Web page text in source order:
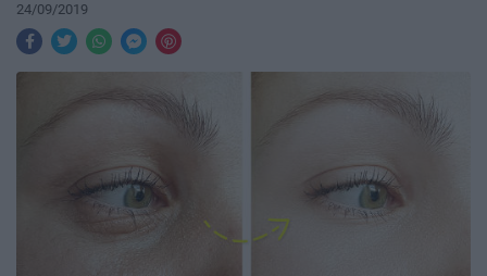
24/09/2019